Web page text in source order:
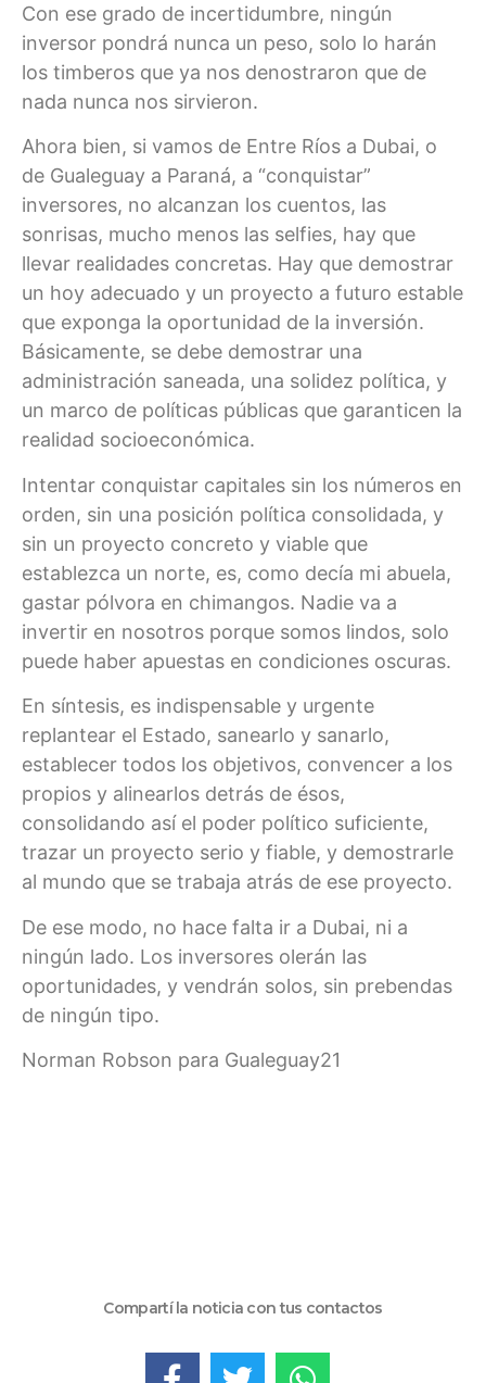
Con ese grado de incertidumbre, ningún
inversor pondrá nunca un peso, solo lo harán
los timberos que ya nos denostraron que de
nada nunca nos sirvieron.
Ahora bien, si vamos de Entre Ríos a Dubai, o
de Gualeguay a Paraná, a “conquistar”
inversores, no alcanzan los cuentos, las
sonrisas, mucho menos las selfies, hay que
llevar realidades concretas. Hay que demostrar
un hoy adecuado y un proyecto a futuro estable
que exponga la oportunidad de la inversión.
Básicamente, se debe demostrar una
administración saneada, una solidez política, y
un marco de políticas públicas que garanticen la
realidad socioeconómica.
Intentar conquistar capitales sin los números en
orden, sin una posición política consolidada, y
sin un proyecto concreto y viable que
establezca un norte, es, como decía mi abuela,
gastar pólvora en chimangos. Nadie va a
invertir en nosotros porque somos lindos, solo
puede haber apuestas en condiciones oscuras.
En síntesis, es indispensable y urgente
replantear el Estado, sanearlo y sanarlo,
establecer todos los objetivos, convencer a los
propios y alinearlos detrás de ésos,
consolidando así el poder político suficiente,
trazar un proyecto serio y fiable, y demostrarle
al mundo que se trabaja atrás de ese proyecto.
De ese modo, no hace falta ir a Dubai, ni a
ningún lado. Los inversores olerán las
oportunidades, y vendrán solos, sin prebendas
de ningún tipo.
Norman Robson para Gualeguay21
Compartí la noticia con tus contactos